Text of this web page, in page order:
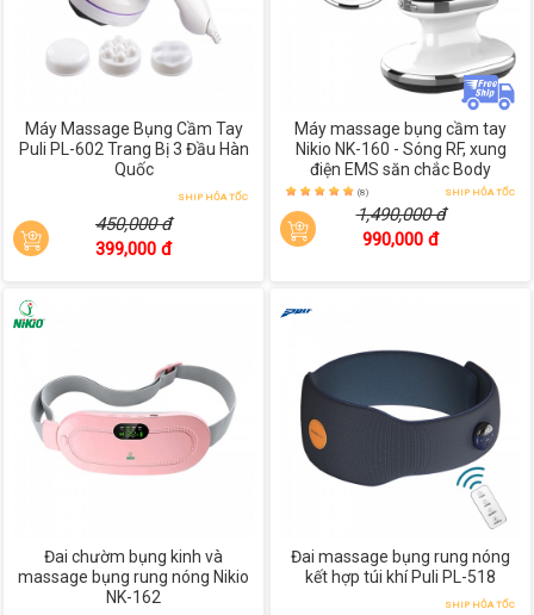
Máy Massage Bụng Cầm Tay
Puli PL-602 Trang Bị 3 Đầu Hàn
Quốc
SHIP HỎA TỐC
450,000 đ
399,000 đ
Máy massage bụng cầm tay
Nikio NK-160 - Sóng RF, xung
điện EMS săn chắc Body
(8) SHIP HỎA TỐC
1,490,000 đ
990,000 đ
Đai chườm bụng kinh và
massage bụng rung nóng Nikio
NK-162
Đai massage bụng rung nóng
kết hợp túi khí Puli PL-518
SHIP HỎA TỐC